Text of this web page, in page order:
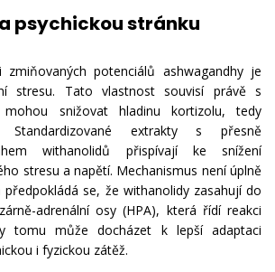
psychickou stránku
zmiňovaných potenciálů ashwagandhy je
stresu. Tato vlastnost souvisí právě s
snižovat hladinu kortizolu, tedy
Standardizované extrakty s přesně
withanolidů přispívají ke snížení
stresu a napětí. Mechanismus není úplně
předpokládá se, že withanolidy zasahují do
adrenální osy (HPA), která řídí reakci
tomu může docházet k lepší adaptaci
i fyzickou zátěž.